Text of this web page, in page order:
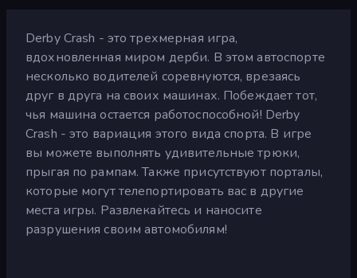
Derby Crash - это трехмерная игра,
вдохновленная миром дерби. В этом автоспорте
несколько водителей соревнуются, врезаясь
друг в друга на своих машинах. Побеждает тот,
чья машина остается работоспособной! Derby
Crash - это вариация этого вида спорта. В игре
вы можете выполнять удивительные трюки,
прыгая по рампам. Также присутствуют порталы,
которые могут телепортировать вас в другие
места игры. Развлекайтесь и наносите
разрушения своим автомобилям!